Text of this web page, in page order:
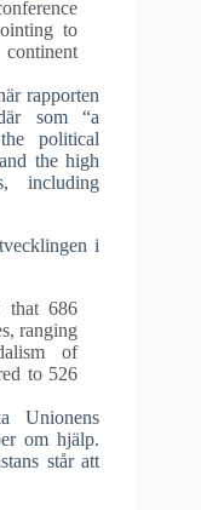
to
continent
rapporten
som “a
political
the high
including
i
that 686
ranging
of
to 526
Unionens
om hjälp.
står att